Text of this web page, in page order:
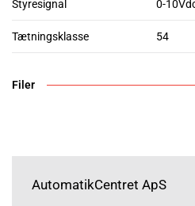
Styresignal 0-
Tætningsklasse 54
Filer
AutomatikCentret ApS